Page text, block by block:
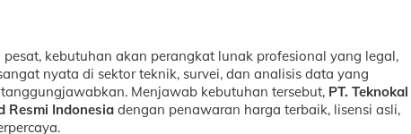
kebutuhan akan perangkat lunak profesional yang legal,
nyata di sektor teknik, survei, dan analisis data yang
Menjawab kebutuhan tersebut, PT. Teknokal
Resmi Indonesia dengan penawaran harga terbaik, lisensi asli,